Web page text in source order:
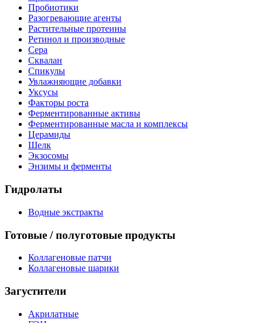
Пробиотики
Разогревающие агенты
Растительные протеины
Ретинол и производные
Сера
Сквалан
Спикулы
Увлажняющие добавки
Уксусы
Факторы роста
Ферментированные активы
Ферментированные масла и комплексы
Церамиды
Шелк
Экзосомы
Энзимы и ферменты
Гидролаты
Водные экстракты
Готовые / полуготовые продукты
Коллагеновые патчи
Коллагеновые шарики
Загустители
Акрилатные